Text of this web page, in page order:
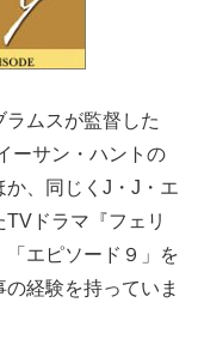
ムスが監督した
ーサン・ハントの
、同じくJ・J・エ
ドラマ『フェリ
「エピソード９」を
経験を持っていま